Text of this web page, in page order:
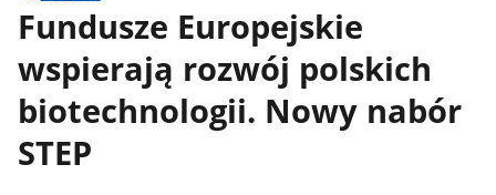
Fundusze Europejskie
wspierają rozwój polskich
biotechnologii. Nowy nabór
STEP